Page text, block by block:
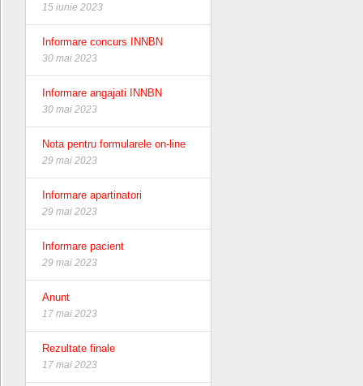
15 iunie 2023
Informare concurs INNBN
30 mai 2023
Informare angajati INNBN
30 mai 2023
Nota pentru formularele on-line
29 mai 2023
Informare apartinatori
29 mai 2023
Informare pacient
29 mai 2023
Anunt
17 mai 2023
Rezultate finale
17 mai 2023